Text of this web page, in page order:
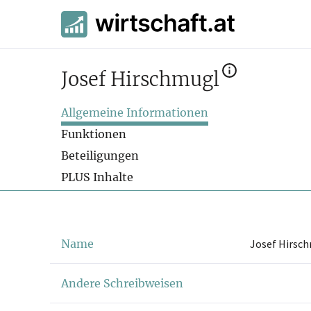
Josef Hirschmugl
Allgemeine Informationen
Funktionen
Beteiligungen
PLUS Inhalte
Name Josef
Andere Schreibweisen